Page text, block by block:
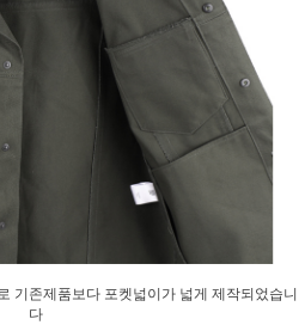
기존제품보다 포켓넓이가 넓게 제작되었습니
다